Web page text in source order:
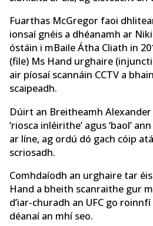
Fuarthas McGregor faoi
ionsaí gnéis a dhéanamh ar
óstáin i mBaile Átha Cliath in
(file) Ms Hand urghaire
air píosaí scannáin CCTV a
scaipeadh.
Dúirt an Breitheamh
‘riosca inléirithe’ agus ‘baol’
ar líne, ag ordú dó gach cóip
scriosadh.
Comhdaíodh an urghaire tar
Hand a bheith scanraithe gur
d’iar-churadh an UFC go
déanaí an mhí seo.